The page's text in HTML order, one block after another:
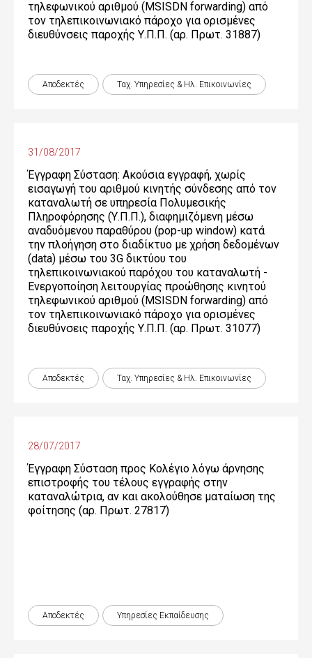
τηλεφωνικού αριθμού (MSISDN forwarding) από
τον τηλεπικοινωνιακό πάροχο για ορισμένες
διευθύνσεις παροχής Υ.Π.Π. (αρ. Πρωτ. 31887)
Αποδεκτές Ταχ. Υπηρεσίες & Ηλ. Επικοινωνίες
31/08/2017
Έγγραφη Σύσταση: Ακούσια εγγραφή, χωρίς
εισαγωγή του αριθμού κινητής σύνδεσης από τον
καταναλωτή σε υπηρεσία Πολυμεσικής
Πληροφόρησης (Υ.Π.Π.), διαφημιζόμενη μέσω
αναδυόμενου παραθύρου (pop-up window) κατά
την πλοήγηση στο διαδίκτυο με χρήση δεδομένων
(data) μέσω του 3G δικτύου του
τηλεπικοινωνιακού παρόχου του καταναλωτή -
Ενεργοποίηση λειτουργίας προώθησης κινητού
τηλεφωνικού αριθμού (MSISDN forwarding) από
τον τηλεπικοινωνιακό πάροχο για ορισμένες
διευθύνσεις παροχής Υ.Π.Π. (αρ. Πρωτ. 31077)
Αποδεκτές Ταχ. Υπηρεσίες & Ηλ. Επικοινωνίες
28/07/2017
Έγγραφη Σύσταση προς Κολέγιο λόγω άρνησης
επιστροφής του τέλους εγγραφής στην
καταναλώτρια, αν και ακολούθησε ματαίωση της
φοίτησης (αρ. Πρωτ. 27817)
Αποδεκτές Υπηρεσίες Εκπαίδευσης